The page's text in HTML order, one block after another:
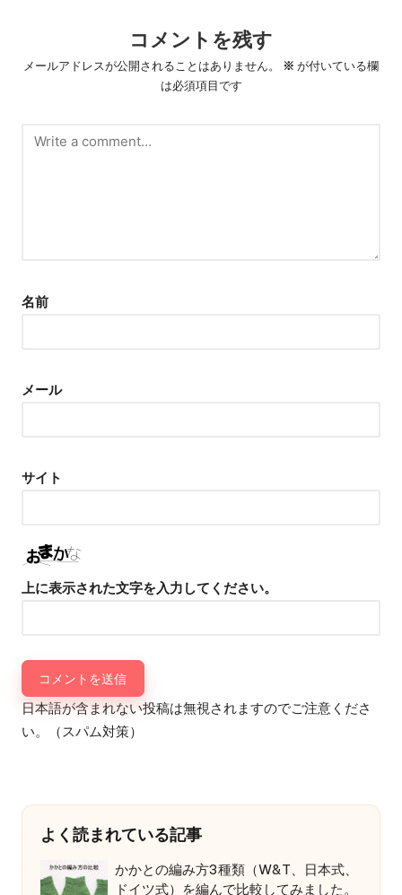
コメントを残す
メールアドレスが公開されることはありません。 ※ が付いている欄
は必須項目です
名前
メール
サイト
上に表示された文字を入力してください。
日本語が含まれない投稿は無視されますのでご注意くださ
い。（スパム対策）
よく読まれている記事
かかとの編み方3種類（W&T、日本式、
ドイツ式）を編んで比較してみました。